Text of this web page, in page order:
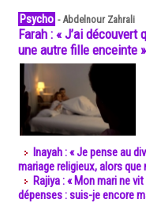
Psycho -Abdelnour Zahrali
Farah : « J’ai découvert
une autre fille enceinte »
Inayah : « Je pense au
mariage religieux, alors
Rajiya : « Mon mari ne
dépenses : suis-je encore